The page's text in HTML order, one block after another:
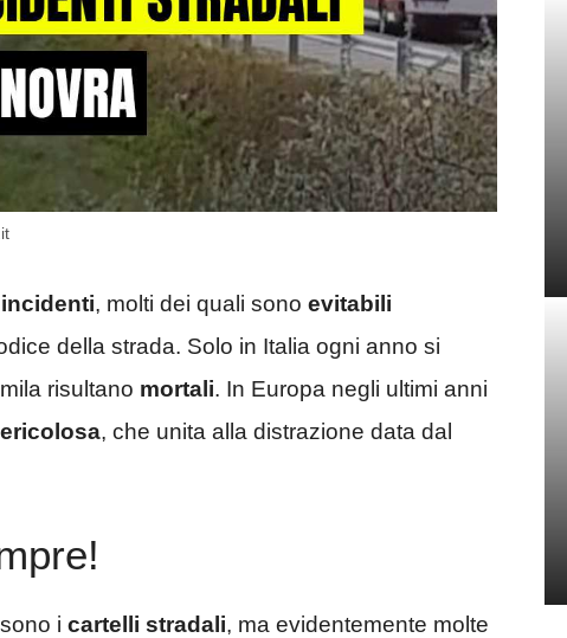
, molti dei quali sono evitabili
della strada. Solo in Italia ogni anno si
risultano mortali. In Europa negli ultimi anni
, che unita alla distrazione data dal
i cartelli stradali, ma evidentemente molte